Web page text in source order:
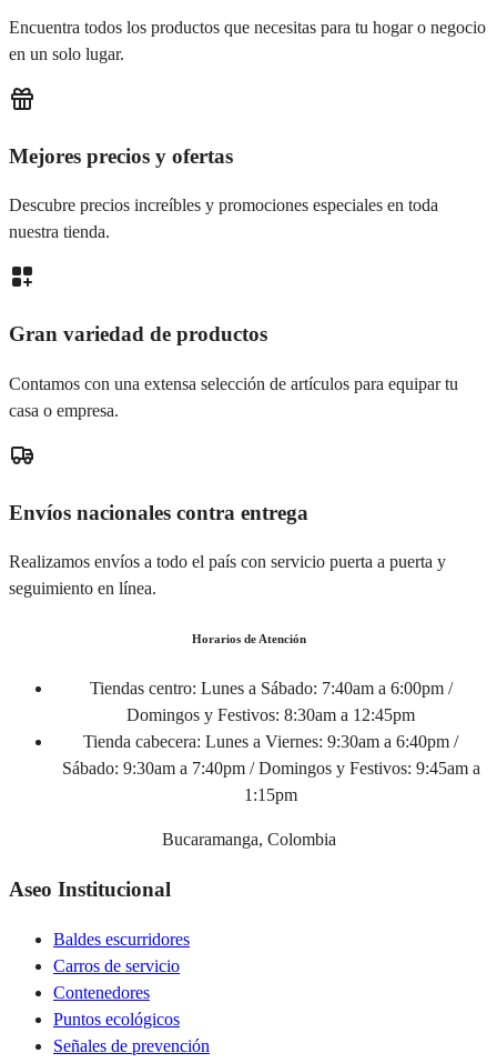
Encuentra todos los productos que necesitas para tu hogar o negocio
en un solo lugar.
Mejores precios y ofertas
Descubre precios increíbles y promociones especiales en toda
nuestra tienda.
Gran variedad de productos
Contamos con una extensa selección de artículos para equipar tu
casa o empresa.
Envíos nacionales contra entrega
Realizamos envíos a todo el país con servicio puerta a puerta y
seguimiento en línea.
Horarios de Atención
Tiendas centro: Lunes a Sábado: 7:40am a 6:00pm /
Domingos y Festivos: 8:30am a 12:45pm
Tienda cabecera: Lunes a Viernes: 9:30am a 6:40pm /
Sábado: 9:30am a 7:40pm / Domingos y Festivos: 9:45am a
1:15pm
Bucaramanga, Colombia
Aseo Institucional
Baldes escurridores
Carros de servicio
Contenedores
Puntos ecológicos
Señales de prevención